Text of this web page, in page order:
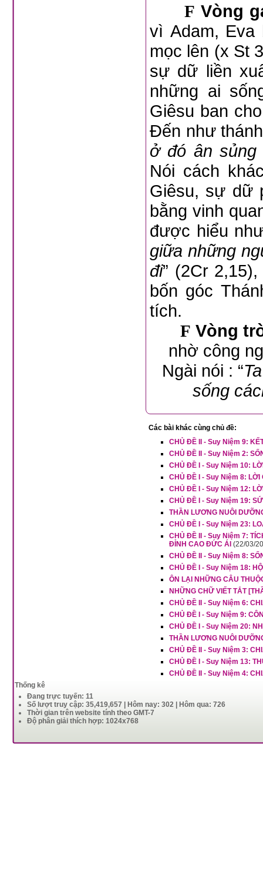
F Vòng
vì Adam, Eva
mọc lên (x St
sự dữ liền
những ai
Giêsu ban
Đến như
ở đó ân sủng
Nói cách
Giêsu, sự dữ
bằng vinh
được hiểu
giữa những
đi” (2Cr
bốn góc
tích.
F Vòng
nhờ công
Ngài nói : “
sống
Các bài khác cùng chủ đề:
CHỦ ĐỀ II - Suy Niệm 9:
CHỦ ĐỀ II - Suy Niệm 2:
CHỦ ĐỀ I - Suy Niệm 10:
CHỦ ĐỀ I - Suy Niệm 8: LỜI
CHỦ ĐỀ I - Suy Niệm 12:
CHỦ ĐỀ I - Suy Niệm 19:
THẦN LƯƠNG NUÔI
CHỦ ĐỀ I - Suy Niệm 23:
CHỦ ĐỀ II - Suy Niệm 7:
ĐỈNH CAO ĐỨC ÁI (22/03/
CHỦ ĐỀ II - Suy Niệm 8:
CHỦ ĐỀ I - Suy Niệm 18:
ÔN LẠI NHỮNG CÂU
NHỮNG CHỮ VIẾT TẮT
CHỦ ĐỀ II - Suy Niệm 6:
CHỦ ĐỀ I - Suy Niệm 9:
CHỦ ĐỀ I - Suy Niệm 20:
THẦN LƯƠNG NUÔI
CHỦ ĐỀ II - Suy Niệm 3:
CHỦ ĐỀ I - Suy Niệm 13:
CHỦ ĐỀ II - Suy Niệm 4:
Thống kê
Đang trực tuyến: 11
Số lượt truy cập: 35,419,657 | Hôm nay: 302 | Hôm qua: 726
Thời gian trên website tính theo GMT-7
Độ phân giải thích hợp: 1024x768